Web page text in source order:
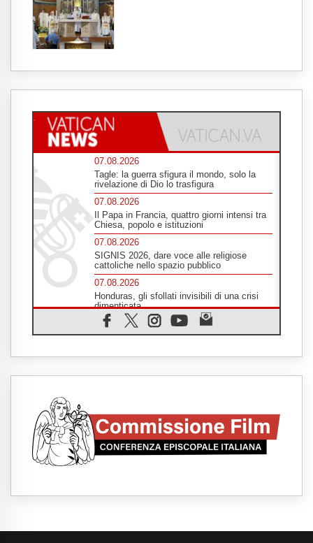
07.08.2026
Tagle: la guerra sfigura il mondo, solo la
rivelazione di Dio lo trasfigura
07.08.2026
Il Papa in Francia, quattro giorni intensi tra
Chiesa, popolo e istituzioni
07.08.2026
SIGNIS 2026, dare voce alle religiose
cattoliche nello spazio pubblico
07.08.2026
Honduras, gli sfollati invisibili di una crisi
dimenticata
07.08.2026
Italia, Antigone: carceri al limite della
Parolin conclude il viaggio in Messico: "La
Uruguay, il presidente dei vescovi: la visita
del Papa dono per tutto il Paese
07.08.2026
Gaza, la strage dei bambini non si ferma:
Medio Oriente, non c'è accordo tra Libano e